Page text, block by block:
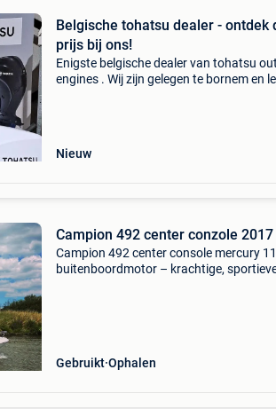
Belgische tohatsu dealer - ontdek
prijs bij ons!
Enigste belgische dealer van tohatsu
engines . Wij zijn gelegen te bornem en
Nieuw
Campion 492 center conzole 2017
Campion 492 center console mercury
buitenboordmotor – krachtige,
Gebruikt Ophalen